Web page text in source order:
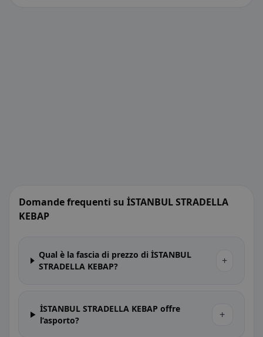
Domande frequenti su İSTANBUL STRADELLA
KEBAP
Qual è la fascia di prezzo di İSTANBUL
STRADELLA KEBAP?
+
İSTANBUL STRADELLA KEBAP offre
l’asporto?
+